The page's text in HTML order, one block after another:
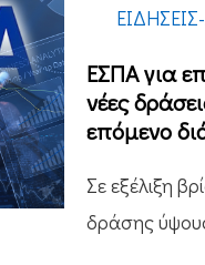
ΕΣΠΑ για
νέες
επόμενο
Σε εξέλιξη
δράσης